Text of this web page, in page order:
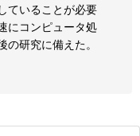
ていることが必要
にコンピュータ処
研究に備えた。